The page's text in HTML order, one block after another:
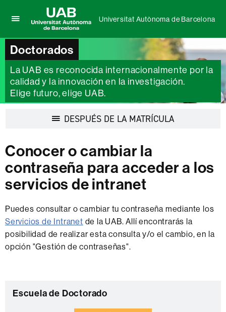
aquí
para
desplegar
el
menú
de
Universitat
Universitat
Autònoma
de
Barcelona
Universitat Autònoma de Barcelona
Doctorados
La UAB es reconocida internacionalmente por la
calidad y la innovación en la investigación.
Elige futuro, elige UAB.
DESPUÉS DE LA MATRÍCULA
Conocer o cambiar la
contraseña para acceder a los
servicios de intranet
Puedes consultar o cambiar tu contraseña mediante los
Servicios de Intranet de la UAB. Allí encontrarás la
posibilidad de realizar esta consulta y/o el cambio, en la
opción "Gestión de contraseñas".
Información
complementaria
C
Escuela de Doctorado